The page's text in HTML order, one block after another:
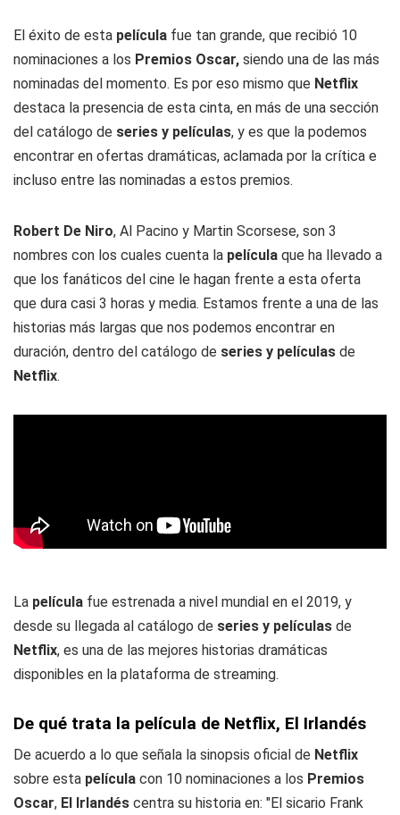
El éxito de esta película fue tan grande, que recibió 10
nominaciones a los Premios Oscar, siendo una de las más
nominadas del momento. Es por eso mismo que Netflix
destaca la presencia de esta cinta, en más de una sección
del catálogo de series y películas, y es que la podemos
encontrar en ofertas dramáticas, aclamada por la crítica e
incluso entre las nominadas a estos premios.
Robert De Niro, Al Pacino y Martin Scorsese, son 3
nombres con los cuales cuenta la película que ha llevado a
que los fanáticos del cine le hagan frente a esta oferta
que dura casi 3 horas y media. Estamos frente a una de las
historias más largas que nos podemos encontrar en
duración, dentro del catálogo de series y películas de
Netflix.
La película fue estrenada a nivel mundial en el 2019, y
desde su llegada al catálogo de series y películas de
Netflix, es una de las mejores historias dramáticas
disponibles en la plataforma de streaming.
De qué trata la película de Netflix, El Irlandés
De acuerdo a lo que señala la sinopsis oficial de Netflix
sobre esta película con 10 nominaciones a los Premios
Oscar, El Irlandés centra su historia en: "El sicario Frank